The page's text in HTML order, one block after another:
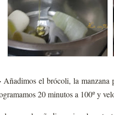
Añadimos el brócoli, la manzana
20 minutos a 100º y